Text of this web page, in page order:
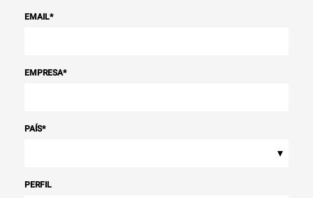
EMAIL*
EMPRESA*
PAÍS*
▾
PERFIL